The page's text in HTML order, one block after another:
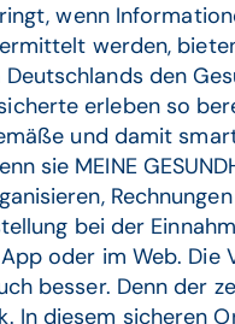
wenn
werden,
den
erleben so
und damit
sie MEINE
bei der
oder im Web. Die
besser. Denn der
In diesem sicheren